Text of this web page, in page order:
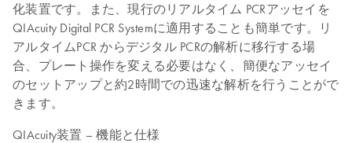
化装置です。また、現行のリアルタイム PCRアッセイを
QIAcuity Digital PCR Systemに適用することも簡単です。リ
アルタイムPCR からデジタル PCRの解析に移行する場
合、プレート操作を変える必要はなく、簡便なアッセイ
のセットアップと約2時間での迅速な解析を行うことがで
きます。
QIAcuity装置 – 機能と仕様